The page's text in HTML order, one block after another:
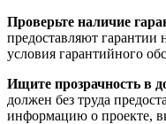
Проверьте наличие
предоставляют
условия гарантийного
Ищите прозрачность в
должен без труда
информацию о проекте,